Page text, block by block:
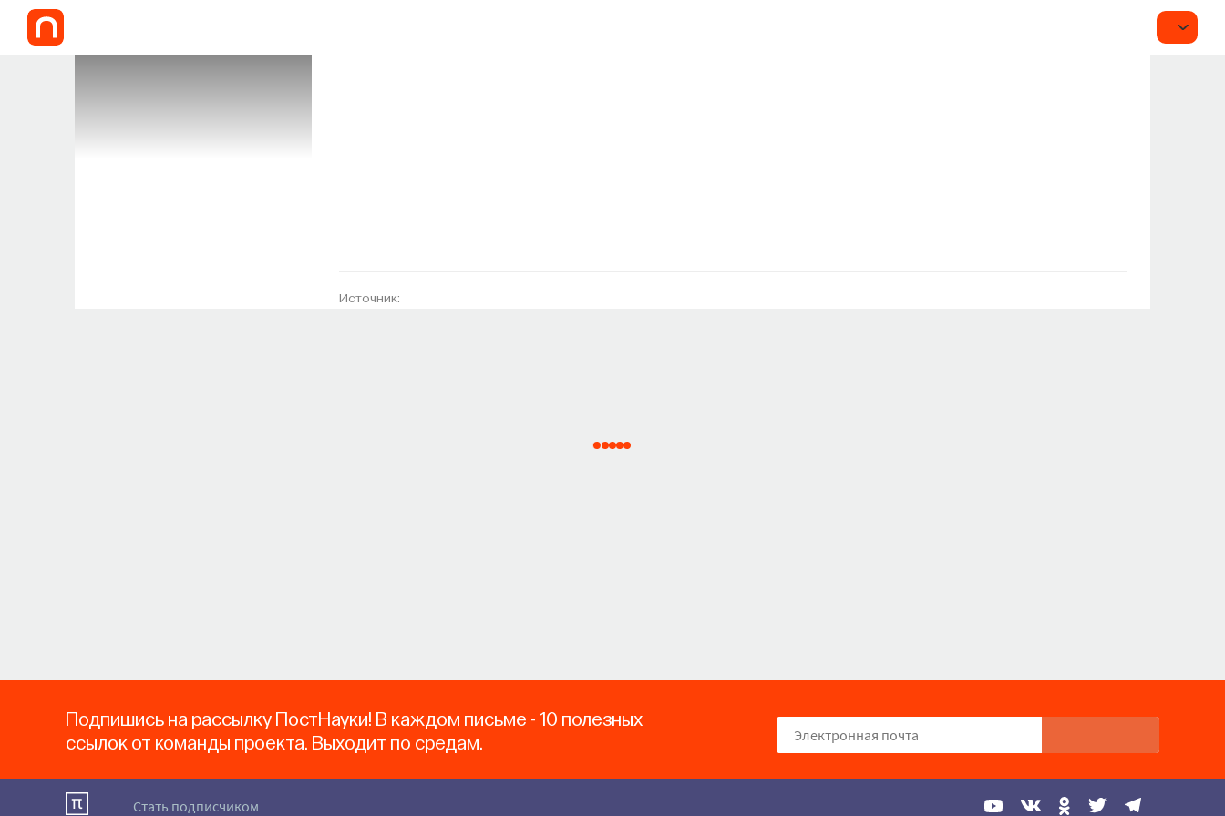
Источник:
Подпишись на рассылку ПостНауки! В каждом письме - 10 полезных
ссылок от команды проекта. Выходит по средам.
Стать подписчиком